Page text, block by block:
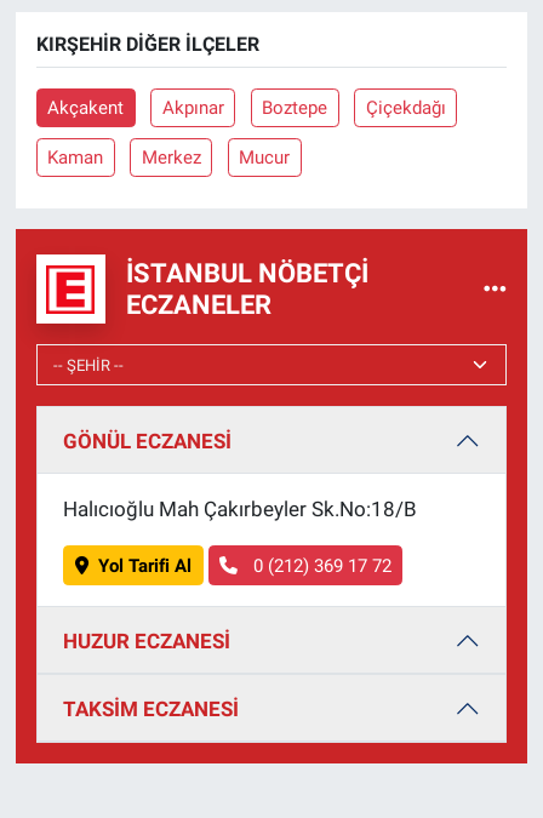
KIRŞEHIR DIĞER İLÇELER
Akçakent Akpınar Boztepe Çiçekdağı
Kaman Merkez Mucur
İSTANBUL NÖBETÇI
ECZANELER
GÖNÜL ECZANESİ
Halıcıoğlu Mah Çakırbeyler Sk.No:18/B
Yol Tarifi Al 0 (212) 369 17 72
HUZUR ECZANESİ
TAKSİM ECZANESİ
Nedir
Popüler
Programlar
Spor
Yerel Gündem
Yerel Yaşam
Canlı Yayın